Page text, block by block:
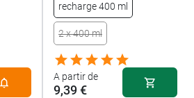
recharge 400 ml
2 x 400 ml
A partir de
9,39 €